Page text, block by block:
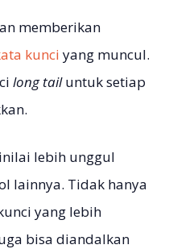
memberikan
kunci yang muncul.
long tailuntuk setiap
lebih unggul
lainnya. Tidak hanya
yang lebih
bisa diandalkan